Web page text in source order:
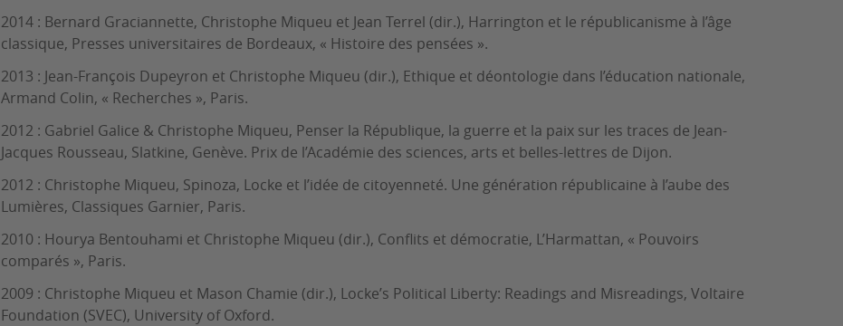
2014 : Bernard Graciannette, Christophe Miqueu et Jean Terrel (dir.), Harrington et le républicanisme à l’âge
classique, Presses universitaires de Bordeaux, « Histoire des pensées ».
2013 : Jean-François Dupeyron et Christophe Miqueu (dir.), Ethique et déontologie dans l’éducation nationale,
Armand Colin, « Recherches », Paris.
2012 : Gabriel Galice & Christophe Miqueu, Penser la République, la guerre et la paix sur les traces de Jean-
Jacques Rousseau, Slatkine, Genève. Prix de l’Académie des sciences, arts et belles-lettres de Dijon.
2012 : Christophe Miqueu, Spinoza, Locke et l’idée de citoyenneté. Une génération républicaine à l’aube des
Lumières, Classiques Garnier, Paris.
2010 : Hourya Bentouhami et Christophe Miqueu (dir.), Conflits et démocratie, L’Harmattan, « Pouvoirs
comparés », Paris.
2009 : Christophe Miqueu et Mason Chamie (dir.), Locke’s Political Liberty: Readings and Misreadings, Voltaire
Foundation (SVEC), University of Oxford.